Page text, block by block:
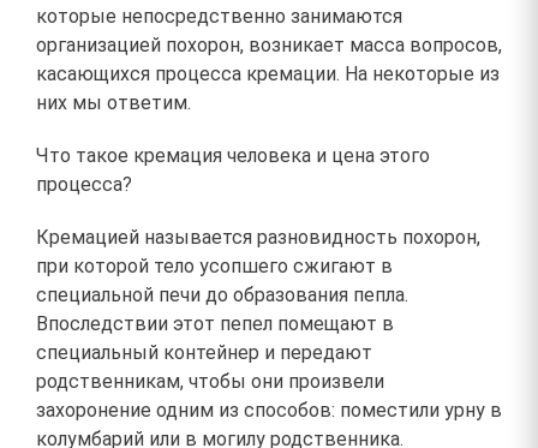
которые непосредственно занимаются
организацией похорон, возникает масса вопросов,
касающихся процесса кремации. На некоторые из
них мы ответим.
Что такое кремация человека и цена этого
процесса?
Кремацией называется разновидность похорон,
при которой тело усопшего сжигают в
специальной печи до образования пепла.
Впоследствии этот пепел помещают в
специальный контейнер и передают
родственникам, чтобы они произвели
захоронение одним из способов: поместили урну в
колумбарий или в могилу родственника.